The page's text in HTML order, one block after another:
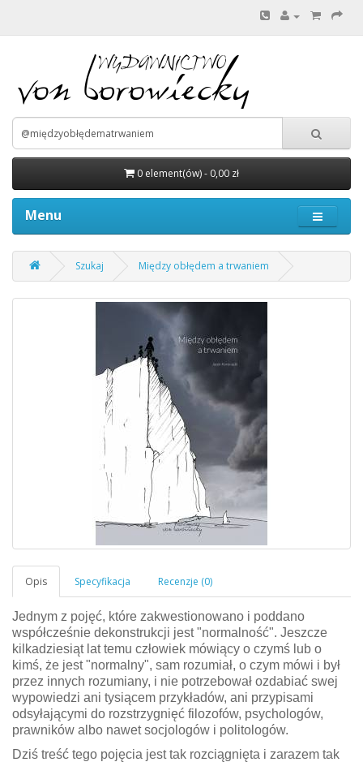
0 element(ów) - 0,00 zł
Menu
Szukaj Między obłędem a trwaniem
Jednym z pojęć, które zakwestionowano i poddano
współcześnie dekonstrukcji jest "normalność". Jeszcze
kilkadziesiąt lat temu człowiek mówiący o czymś lub o
kimś, że jest "normalny", sam rozumiał, o czym mówi i był
przez innych rozumiany, i nie potrzebował ozdabiać swej
wypowiedzi ani tysiącem przykładów, ani przypisami
odsyłającymi do rozstrzygnięć filozofów, psychologów,
prawników albo nawet socjologów i politologów.
Dziś treść tego pojęcia jest tak rozciągnięta i zarazem tak